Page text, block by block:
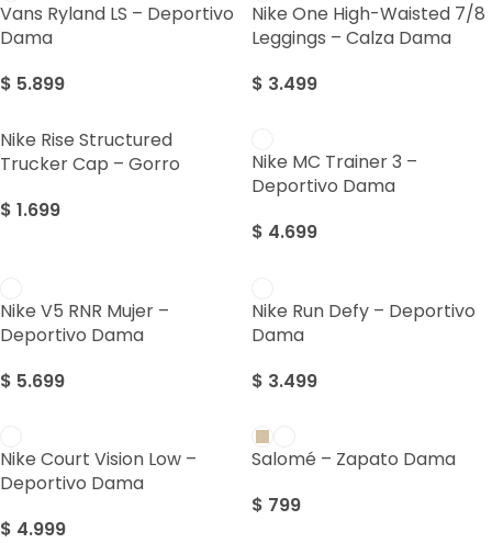
Vans Ryland LS – Deportivo
Dama
$ 5.899
Nike One High-Waisted 7/8
Leggings – Calza Dama
$ 3.499
Nike Rise Structured
Trucker Cap – Gorro
$ 1.699
Nike MC Trainer 3 –
Deportivo Dama
$ 4.699
Nike V5 RNR Mujer –
Deportivo Dama
$ 5.699
Nike Run Defy – Deportivo
Dama
$ 3.499
Nike Court Vision Low –
Deportivo Dama
$ 4.999
Salomé – Zapato Dama
$ 799